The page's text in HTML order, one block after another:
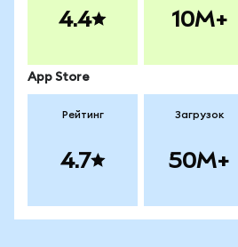
4.4 10M+
App Store
Рейтинг
4.7
Загрузок
50M+